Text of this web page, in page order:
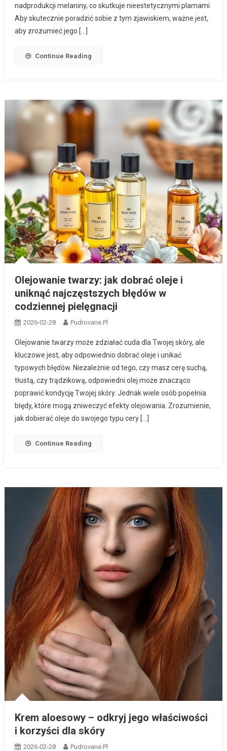
nadprodukcji melaniny, co skutkuje nieestetycznymi plamami.
Aby skutecznie poradzić sobie z tym zjawiskiem, ważne jest,
aby zrozumieć jego […]
Continue Reading
Olejowanie twarzy: jak dobrać oleje i
uniknąć najczęstszych błędów w
codziennej pielęgnacji
2026-02-28 Pudrovane.pl
Olejowanie twarzy może zdziałać cuda dla Twojej skóry, ale
kluczowe jest, aby odpowiednio dobrać oleje i unikać
typowych błędów. Niezależnie od tego, czy masz cerę suchą,
tłustą, czy trądzikową, odpowiedni olej może znacząco
poprawić kondycję Twojej skóry. Jednak wiele osób popełnia
błędy, które mogą zniweczyć efekty olejowania. Zrozumienie,
jak dobierać oleje do swojego typu cery […]
Continue Reading
Krem aloesowy – odkryj jego właściwości
i korzyści dla skóry
2026-02-28 Pudrovane.pl